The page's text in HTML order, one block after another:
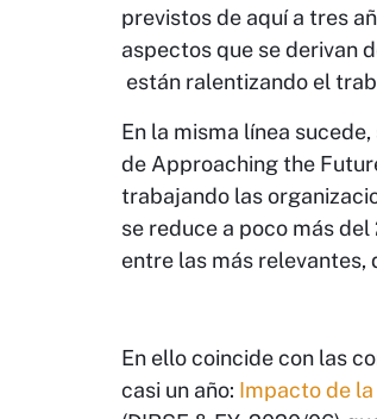
previstos de aquí a tres
aspectos que se derivan
están ralentizando el
En la misma línea
de Approaching the
trabajando las
se reduce a poco más
entre las más relevantes,
En ello coincide con las
casi un año: Impacto de